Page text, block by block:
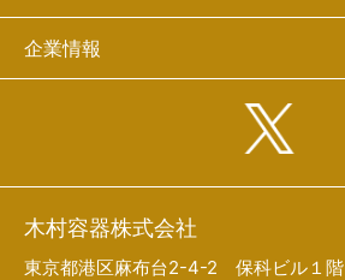
企業情報
木村容器株式会社
東京都港区麻布台2-4-2 保科ビル１階